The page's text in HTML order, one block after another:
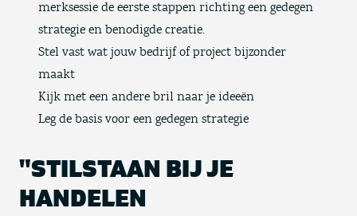
merksessie de eerste stappen richting een gedegen
strategie en benodigde creatie.
Stel vast wat jouw bedrijf of project bijzonder
maakt
Kijk met een andere bril naar je ideeën
Leg de basis voor een gedegen strategie
"STILSTAAN BIJ JE
HANDELEN